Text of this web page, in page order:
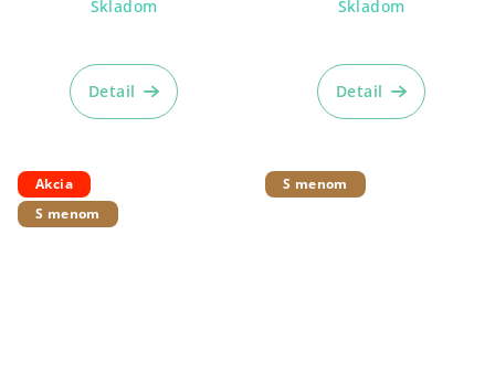
Skladom
hodnotenie
produktu
Detail
Skladom
Detail
Akcia
S menom
S menom